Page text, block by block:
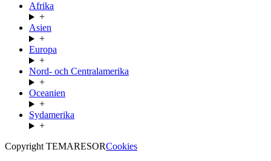
Afrika
+
Asien
+
Europa
+
Nord- och Centralamerika
+
Oceanien
+
Sydamerika
+
Copyright TEMARESORCookies